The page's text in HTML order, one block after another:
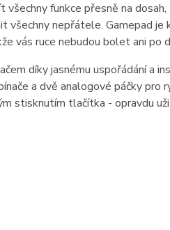
všechny funkce přesně na
všechny nepřátele. Gamepad je
vás ruce nebudou bolet ani po
díky jasnému uspořádání a
a dvě analogové páčky pro
stisknutím tlačítka - opravdu